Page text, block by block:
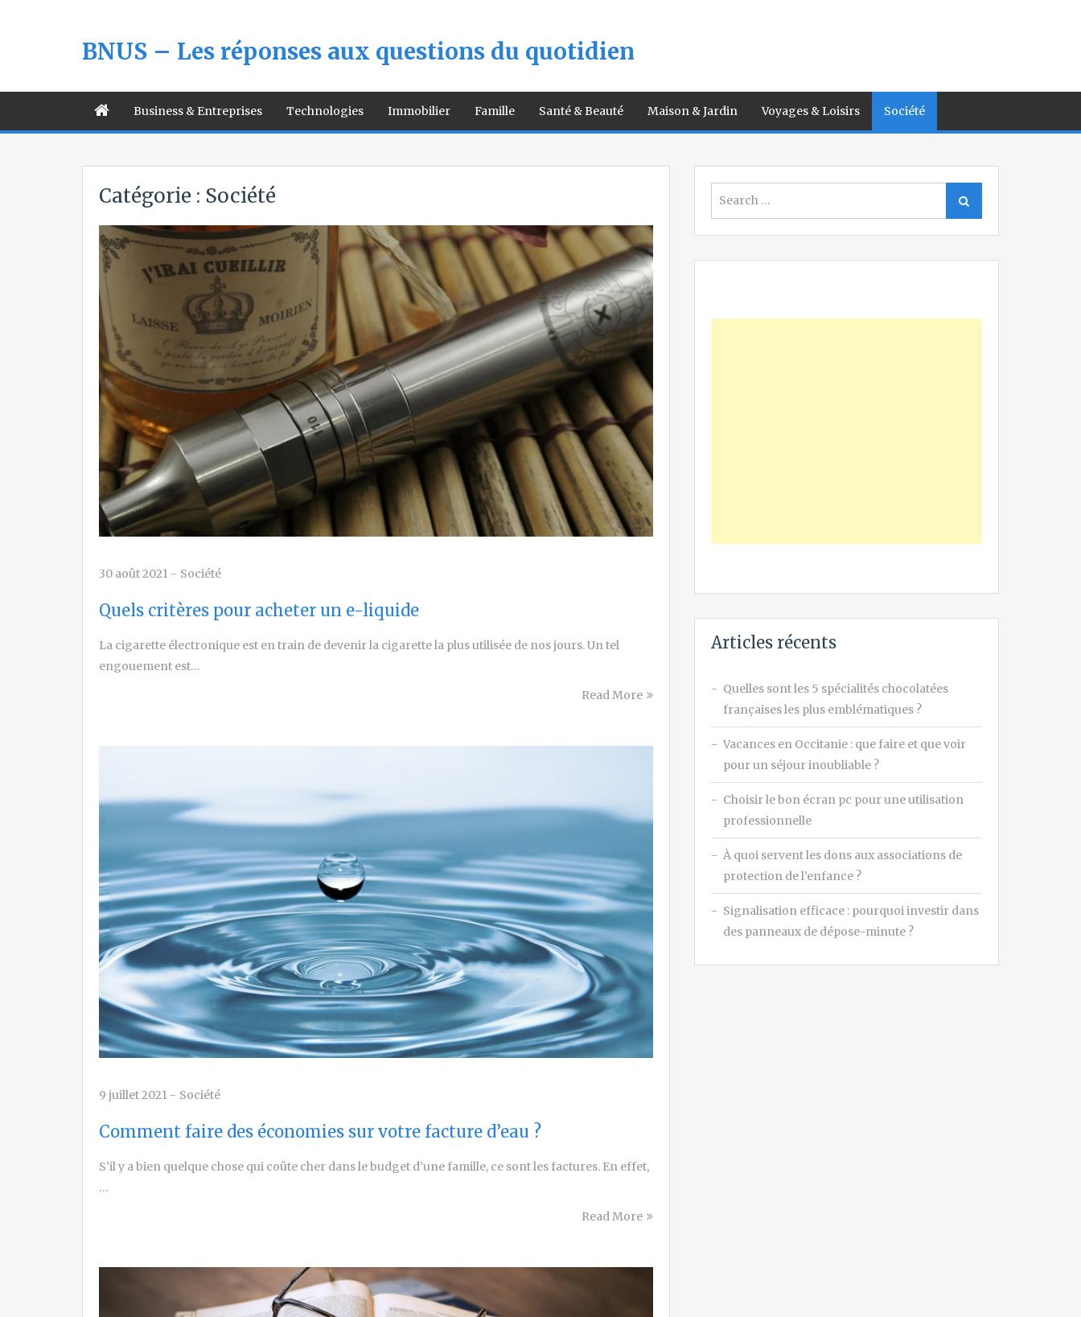
BNUS – Les réponses aux questions du quotidien
Business & Entreprises Technologies Immobilier Famille Santé & Beauté Maison & Jardin Voyages & Loisirs Société
Catégorie : Société
30 août 2021 - Société
Quels critères pour acheter un e-liquide
La cigarette électronique est en train de devenir la cigarette la plus utilisée de nos jours. Un tel
engouement est…
Read More
9 juillet 2021 - Société
Comment faire des économies sur votre facture d’eau ?
S’il y a bien quelque chose qui coûte cher dans le budget d’une famille, ce sont les factures. En effet,
…
Read More
for:
Search
Articles récents
Quelles sont les 5 spécialités chocolatées
françaises les plus emblématiques ?
Vacances en Occitanie : que faire et que voir
pour un séjour inoubliable ?
Choisir le bon écran pc pour une utilisation
professionnelle
À quoi servent les dons aux associations de
protection de l’enfance ?
Signalisation efficace : pourquoi investir dans
des panneaux de dépose-minute ?